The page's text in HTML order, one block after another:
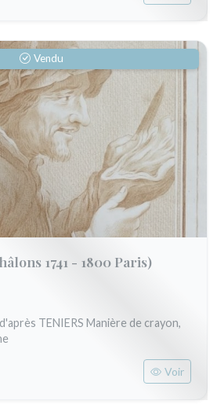
Vendu
1741 - 1800 Paris)
TENIERS Manière de crayon,
Voir